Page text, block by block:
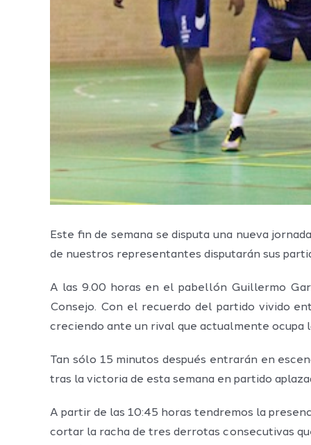
Este fin de semana se disputa una nueva
de nuestros representantes disputarán sus
A las 9.00 horas en el pabellón Guillermo
Consejo. Con el recuerdo del partido vivido
creciendo ante un rival que actualmente ocupa
Tan sólo 15 minutos después entrarán en
tras la victoria de esta semana en partido
A partir de las 10:45 horas tendremos la
cortar la racha de tres derrotas consecutivas